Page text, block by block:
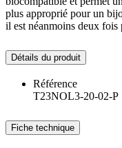
plus approprié pour un
il est néanmoins deux fois
Détails du produit
Référence
T23NOL3-20-02-P
Fiche technique